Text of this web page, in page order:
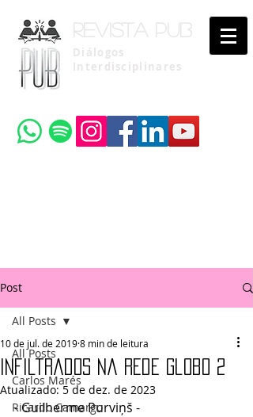
Revista pub
Diálogos
Interdisciplinares
Post
All Posts
Carlos Marés
Ricardo Camargo
All Posts
Infiltrados na Rede Globo 2
10 de jul. de 20198 min de leitura
Atualizado:5 de dez. de 2023
- Guilherme Purviņš -